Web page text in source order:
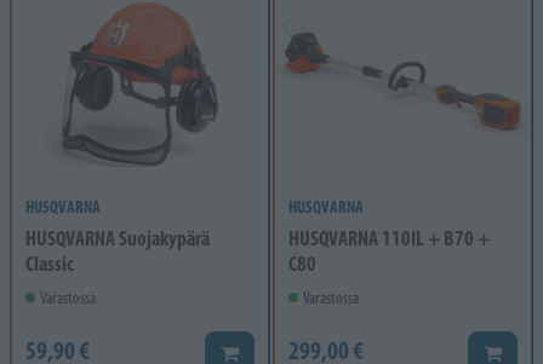
HUSQVARNA
HUSQVARNA Suojakypärä
Classic
Varastossa
59,90 € Lisää koriin
HUSQVARNA
HUSQVARNA 110IL + B70 +
C80
Varastossa
299,00 € Lisää